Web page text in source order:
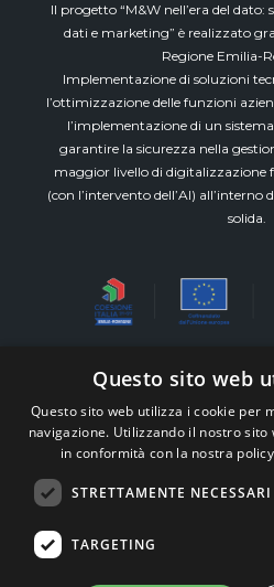
Il progetto “M&W nell’era del dato:
dati e marketing” è realizzato
Regione Emilia-
Implementazione di soluzioni
l’ottimizzazione delle funzioni
l’implementazione di un
garantire la sicurezza nella
maggior livello di digitalizzazione
(con l’intervento dell’AI)
solida.
Via Emilia Est, 911
All Rights Reserved M&W
STP – P.iva
TEAM99Web Agency
Questo sito web
Questo sito web utilizza i cookie per
navigazione. Utilizzando il nostro
in conformità con la nostra
STRETTAMENTE NECESSARI
TARGETING